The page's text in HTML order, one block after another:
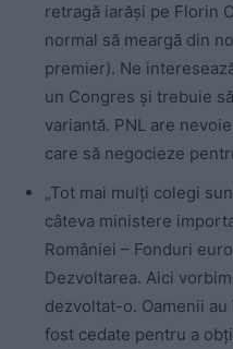
retragă iarăși pe Florin
normal să meargă din
premier). Ne
un Congres și trebuie
variantă. PNL are
care să negocieze
„Tot mai mulți colegi
câteva ministere
României – Fonduri
Dezvoltarea. Aici
dezvoltat-o. Oamenii
fost cedate pentru a